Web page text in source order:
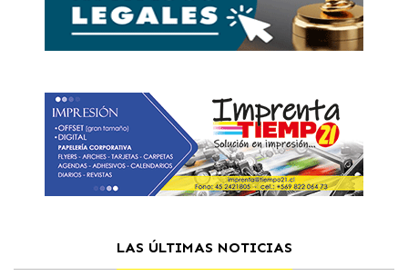
LAS ÚLTIMAS NOTICIAS